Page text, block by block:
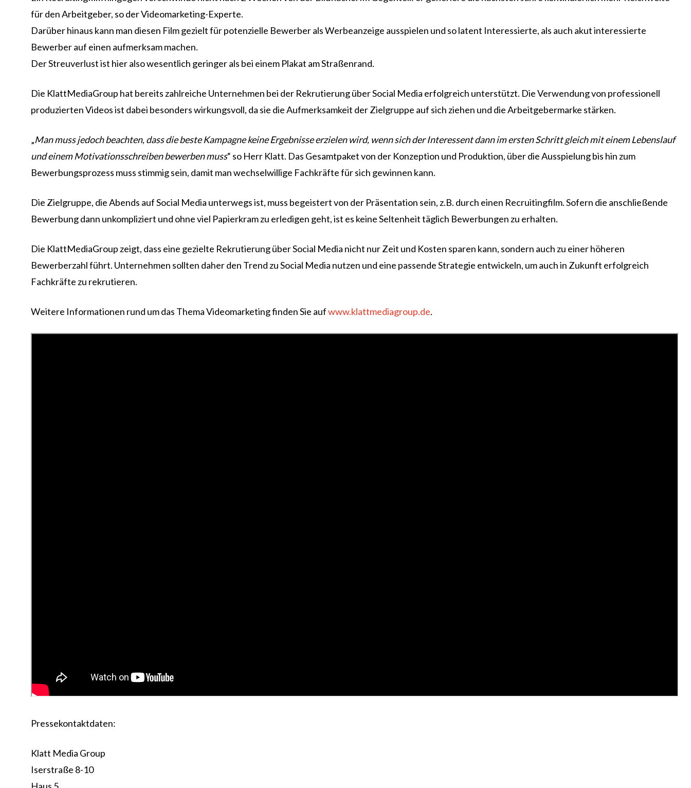
für den Arbeitgeber, so der Videomarketing-Experte.
Darüber hinaus kann man diesen Film gezielt für potenzielle Bewerber als Werbeanzeige ausspielen und so latent Interessierte, als auch akut interessierte
Bewerber auf einen aufmerksam machen.
Der Streuverlust ist hier also wesentlich geringer als bei einem Plakat am Straßenrand.
Die KlattMediaGroup hat bereits zahlreiche Unternehmen bei der Rekrutierung über Social Media erfolgreich unterstützt. Die Verwendung von professionell
produzierten Videos ist dabei besonders wirkungsvoll, da sie die Aufmerksamkeit der Zielgruppe auf sich ziehen und die Arbeitgebermarke stärken.
„Man muss jedoch beachten, dass die beste Kampagne keine Ergebnisse erzielen wird, wenn sich der Interessent dann im ersten Schritt gleich mit einem Lebenslauf
und einem Motivationsschreiben bewerben muss“ so Herr Klatt. Das Gesamtpaket von der Konzeption und Produktion, über die Ausspielung bis hin zum
Bewerbungsprozess muss stimmig sein, damit man wechselwillige Fachkräfte für sich gewinnen kann.
Die Zielgruppe, die Abends auf Social Media unterwegs ist, muss begeistert von der Präsentation sein, z.B. durch einen Recruitingfilm. Sofern die anschließende
Bewerbung dann unkompliziert und ohne viel Papierkram zu erledigen geht, ist es keine Seltenheit täglich Bewerbungen zu erhalten.
Die KlattMediaGroup zeigt, dass eine gezielte Rekrutierung über Social Media nicht nur Zeit und Kosten sparen kann, sondern auch zu einer höheren
Bewerberzahl führt. Unternehmen sollten daher den Trend zu Social Media nutzen und eine passende Strategie entwickeln, um auch in Zukunft erfolgreich
Fachkräfte zu rekrutieren.
Weitere Informationen rund um das Thema Videomarketing finden Sie aufwww.klattmediagroup.de.
Pressekontaktdaten:
Klatt Media Group
Iserstraße 8-10
Haus 5